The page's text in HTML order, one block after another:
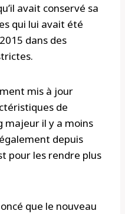
avait conservé sa
qui lui avait été
dans des
mis à jour
de
majeur il y a moins
depuis
pour les rendre plus
que le nouveau